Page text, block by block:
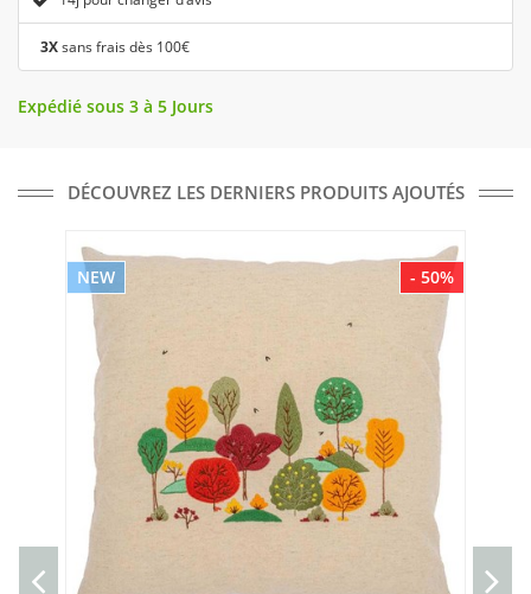
3Xsans frais dès 100€
Expédié sous 3 à 5 Jours
DÉCOUVREZ LES DERNIERS PRODUITS AJOUTÉS
- 50%
NEW